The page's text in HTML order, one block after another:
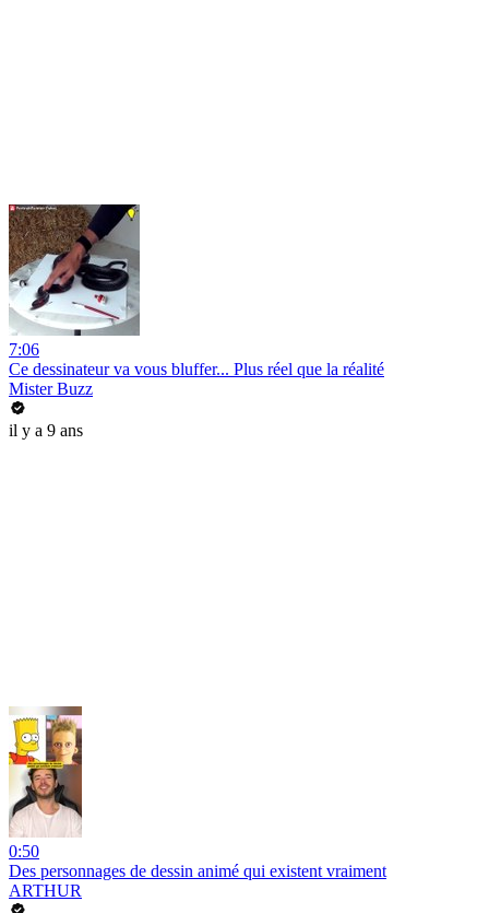
7:06
Ce dessinateur va vous bluffer... Plus réel que la réalité
Mister Buzz
il y a 9 ans
0:50
Des personnages de dessin animé qui existent vraiment
ARTHUR